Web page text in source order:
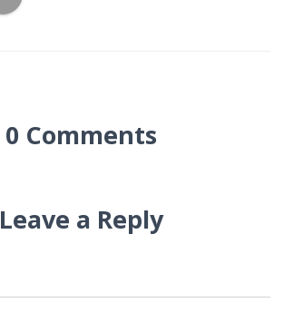
0 Comments
Leave a Reply